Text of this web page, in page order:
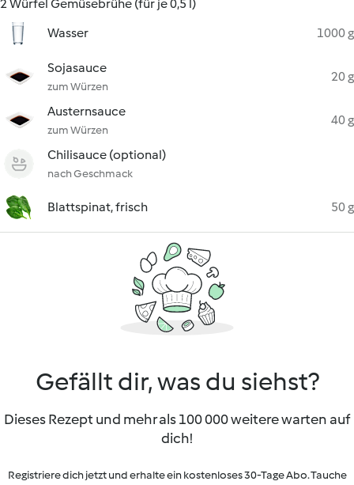
2 Würfel Gemüsebrühe (für je 0,5 l)
Wasser
1000 g
Sojasauce
zum Würzen
20 g
Austernsauce
zum Würzen
40 g
Chilisauce (optional)
nach Geschmack
Blattspinat, frisch 50 g
Gefällt dir, was du siehst?
Dieses Rezept und mehr als 100 000 weitere warten auf
dich!
Registriere dich jetzt und erhalte ein kostenloses 30-Tage Abo. Tauche